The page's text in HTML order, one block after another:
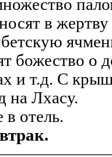
в жертву
божество о
и т.д. С
на Лхасу.
отель.